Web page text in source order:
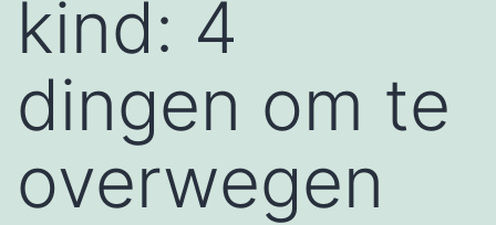
kind: 4
dingen om te
overwegen